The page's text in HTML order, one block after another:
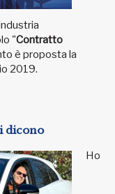
"Contratto
è proposta la
2019.
dicono
Ho